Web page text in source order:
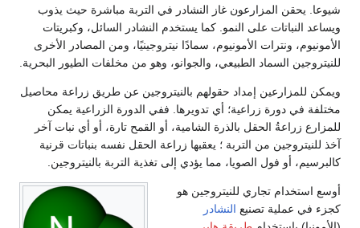
شيوعا. يحقن المزارعون غاز النشادر في التربة مباشرة حيث يذوب
ويساعد النباتات على النمو. كما يستخدم النشادر السائل، وكبريتات
الأمونيوم، ونترات الأمونيوم، سمادًا نيتروجينيًا، ومن المصادر الأخرى
للنيتروجين السماد الطبيعي، والجوانو، وهو من مخلفات الطيور البحرية.
ويمكن للمزارعين إمداد حقولهم بالنيتروجين عن طريق زراعة محاصيل
مختلفة في دورة زراعية؛ أي تدويرها. ففي الدورة الزراعية يمكن
للمزارع زراعةُ الحقل بالذرة الشامية، أو القمح تارة، أو أي نبات آخر
آخذ للنيتروجين من التربة ؛ يعقبها زراعة الحقل نفسه بنباتات قرنية
كالبرسيم، أو فول الصويا، مما يؤدي إلى تغذية التربة بالنيتروجين.
أوسع استخدام تجاري للنيتروجين هو
كجزء في عملية تصنيع النشادر